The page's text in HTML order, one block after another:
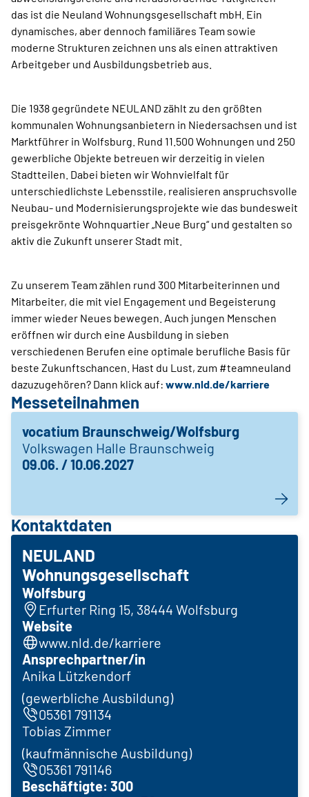
das ist die Neuland Wohnungsgesellschaft mbH. Ein
dynamisches, aber dennoch familiäres Team sowie
moderne Strukturen zeichnen uns als einen attraktiven
Arbeitgeber und Ausbildungsbetrieb aus.
Die 1938 gegründete NEULAND zählt zu den größten
kommunalen Wohnungsanbietern in Niedersachsen und ist
Marktführer in Wolfsburg. Rund 11.500 Wohnungen und 250
gewerbliche Objekte betreuen wir derzeitig in vielen
Stadtteilen. Dabei bieten wir Wohnvielfalt für
unterschiedlichste Lebensstile, realisieren anspruchsvolle
Neubau- und Modernisierungsprojekte wie das bundesweit
preisgekrönte Wohnquartier „Neue Burg“ und gestalten so
aktiv die Zukunft unserer Stadt mit.
Zu unserem Team zählen rund 300 Mitarbeiterinnen und
Mitarbeiter, die mit viel Engagement und Begeisterung
immer wieder Neues bewegen. Auch jungen Menschen
eröffnen wir durch eine Ausbildung in sieben
verschiedenen Berufen eine optimale berufliche Basis für
beste Zukunftschancen. Hast du Lust, zum #teamneuland
dazuzugehören? Dann klick auf: www.nld.de/karriere
Messeteilnahmen
vocatium Braunschweig/Wolfsburg
Volkswagen Halle Braunschweig
09.06. / 10.06.2027
Kontaktdaten
NEULAND
Wohnungsgesellschaft
Wolfsburg
Erfurter Ring 15, 38444 Wolfsburg
Website
www.nld.de/karriere
Ansprechpartner/in
Anika Lützkendorf
(gewerbliche Ausbildung)
05361 791134
Tobias Zimmer
(kaufmännische Ausbildung)
05361 791146
Beschäftigte: 300